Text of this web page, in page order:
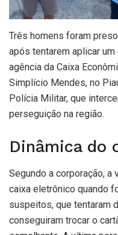
Três homens foram
após tentarem aplicar
agência da Caixa
Simplício Mendes, no
Polícia Militar, que
perseguição na região.
Dinâmica do
Segundo a corporação, a
caixa eletrônico quando
suspeitos, que tentaram
conseguiram trocar o